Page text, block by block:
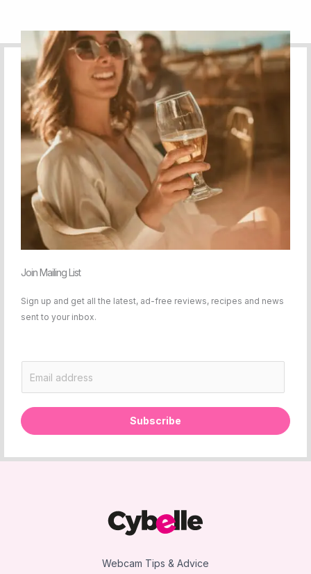
Join Mailing List
Sign up and get all the latest, ad-free reviews, recipes and news
sent to your inbox.
i
l
Subscribe
Webcam Tips & Advice